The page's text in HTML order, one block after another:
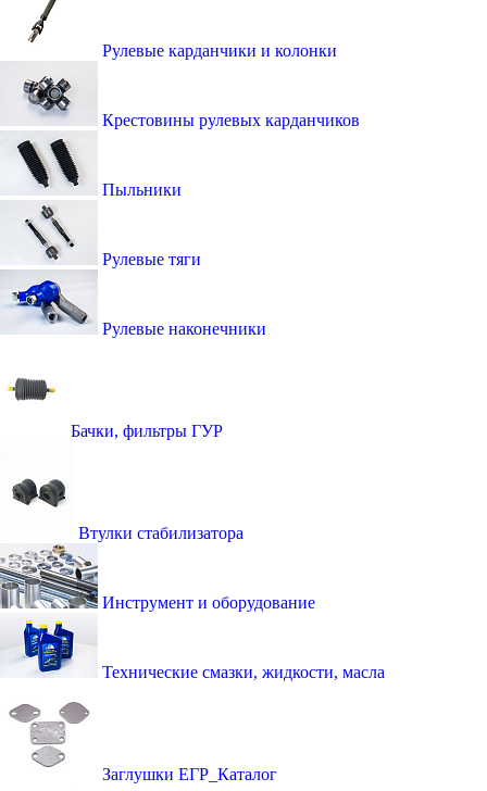
Рулевые карданчики и колонки
Крестовины рулевых карданчиков
Пыльники
Рулевые тяги
Рулевые наконечники
Бачки, фильтры ГУР
Втулки стабилизатора
Инструмент и оборудование
Технические смазки, жидкости, масла
Заглушки ЕГР_Каталог